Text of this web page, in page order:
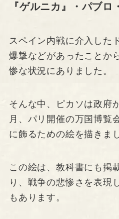
『ゲルニカ』・パブ
スペイン内戦に介入した
爆撃などがあったことか
惨な状況にありました。
そんな中、ピカソは政府
月、パリ開催の万国博覧
に飾るための絵を描きま
この絵は、教科書にも掲
り、戦争の悲惨さを表現
もあります。